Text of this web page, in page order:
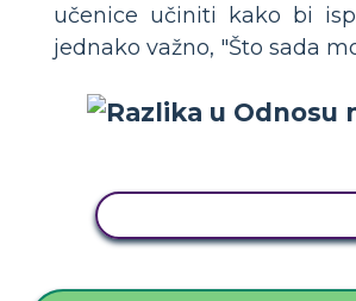
učenice učiniti kako bi
jednako važno, "Što sada